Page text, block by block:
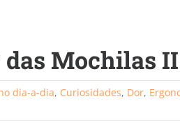
das Mochilas II
dia-a-dia, Curiosidades, Dor,